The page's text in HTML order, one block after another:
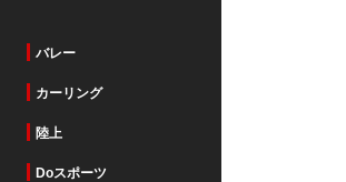
バレー
カーリング
陸上
Doスポーツ